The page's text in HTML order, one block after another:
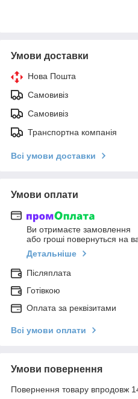
Умови доставки
Нова Пошта
Самовивіз
Самовивіз
Транспортна компанія
Всі умови доставки
Умови оплати
Ви отримаєте замовлення
або гроші повернуться на
Детальніше
Післяплата
Готівкою
Оплата за реквізитами
Всі умови оплати
Умови повернення
Повернення товару впродовж